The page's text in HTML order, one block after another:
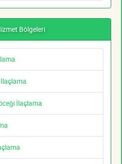
Bölgeleri
İlaçlama